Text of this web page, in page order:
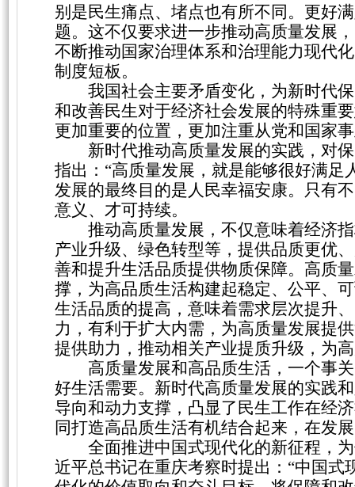
别是民生痛点、堵点也有所不同。更好
题。这不仅要求进一步推动高质量发展
不断推动国家治理体系和治理能力现代
制度短板。
我国社会主要矛盾变化，为新时代
和改善民生对于经济社会发展的特殊重
更加重要的位置，更加注重从党和国家
新时代推动高质量发展的实践，对
指出： “高质量发展，就是能够很好满足
发展的最终目的是人民幸福安康。只有
意义、才可持续。
推动高质量发展，不仅意味着经济
产业升级、绿色转型等，提供品质更优
善和提升生活品质提供物质保障。高质
撑，为高品质生活构建起稳定、公平、
生活品质的提高，意味着需求层次提升
力，有利于扩大内需，为高质量发展提
提供助力，推动相关产业提质升级，为
高质量发展和高品质生活，一个事
好生活需要。新时代高质量发展的实践
导向和动力支撑，凸显了民生工作在经
同打造高品质生活有机结合起来，在发
全面推进中国式现代化的新征程，
近平总书记在重庆考察时提出：“中国